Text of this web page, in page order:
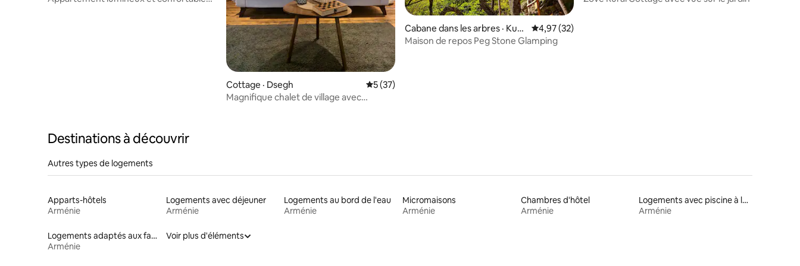
Cottage · Dsegh Note moyenne de 5 sur 5, 37 commentaires
5 (37)
Magnifique chalet de village avec
Cabane dans les arbres · Kurt
an
Note moyenne de 4,97 sur 5, 32 commentaires
4,97 (32)
Maison de repos Peg Stone Glamping
Destinations à découvrir
Autres types de logements
Apparts-hôtels
Arménie
Logements avec déjeuner
Arménie
Logements au bord de l'eau
Arménie
Micromaisons
Arménie
Chambres d'hôtel
Arménie
Logements avec piscine à louer
Arménie
Logements adaptés aux familles à louer
Arménie
Voir plus d'éléments